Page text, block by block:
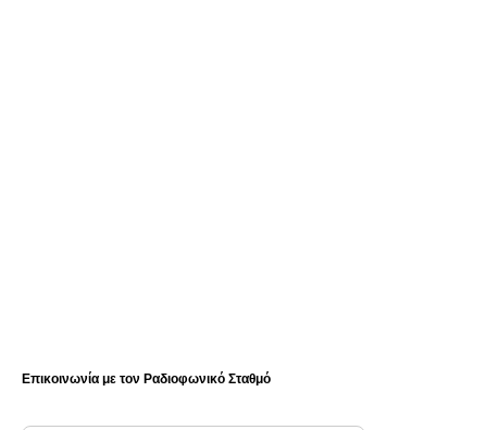
Επικοινωνία με τον Ραδιοφωνικό Σταθμό